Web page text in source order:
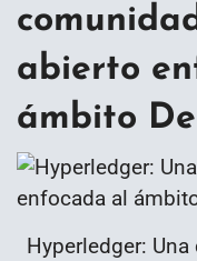
abierto
ámbito
Hyperledger: